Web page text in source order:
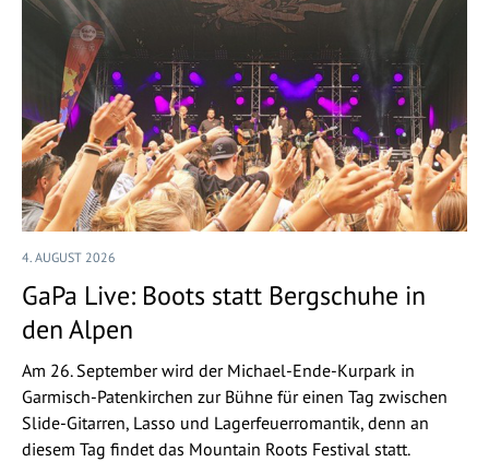
4. AUGUST 2026
GaPa Live: Boots statt Bergschuhe in
den Alpen
Am 26. September wird der Michael-Ende-Kurpark in
Garmisch-Patenkirchen zur Bühne für einen Tag zwischen
Slide-Gitarren, Lasso und Lagerfeuerromantik, denn an
diesem Tag findet das Mountain Roots Festival statt.